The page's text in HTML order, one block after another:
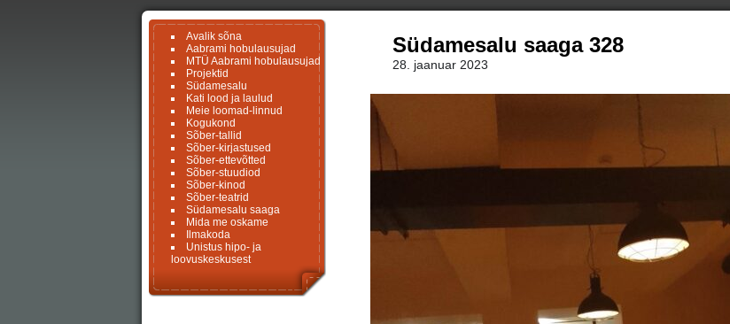
Avalik sõna
Aabrami hobulausujad
MTÜ Aabrami hobulausujad
Projektid
Südamesalu
Kati lood ja laulud
Meie loomad-linnud
Kogukond
Sõber-tallid
Sõber-kirjastused
Sõber-ettevõtted
Sõber-stuudiod
Sõber-kinod
Sõber-teatrid
Südamesalu saaga
Mida me oskame
Ilmakoda
Unistus hipo- ja
loovuskeskusest
Südamesalu saaga 328
28. jaanuar 2023